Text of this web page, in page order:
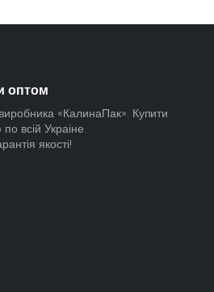
оптом
«КалинаПак». Купити
всій Украіне.
якості!